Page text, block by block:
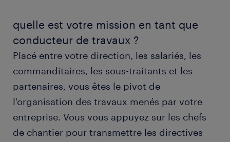
quelle est votre mission en tant que
conducteur de travaux ?
Placé entre votre direction, les salariés, les
commanditaires, les sous-traitants et les
partenaires, vous êtes le pivot de
l'organisation des travaux menés par votre
entreprise. Vous vous appuyez sur les chefs
de chantier pour transmettre les directives